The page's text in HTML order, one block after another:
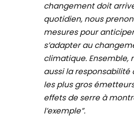
changement doit
quotidien, nous
mesures pour
s’adapter au
climatique. Ensemble,
aussi la responsabilité
les plus gros
effets de serre à
l’exemple”.